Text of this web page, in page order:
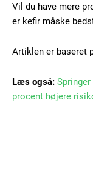
Vil du have mere
er kefir måske
Artiklen er baseret
Læs også:
procent højere